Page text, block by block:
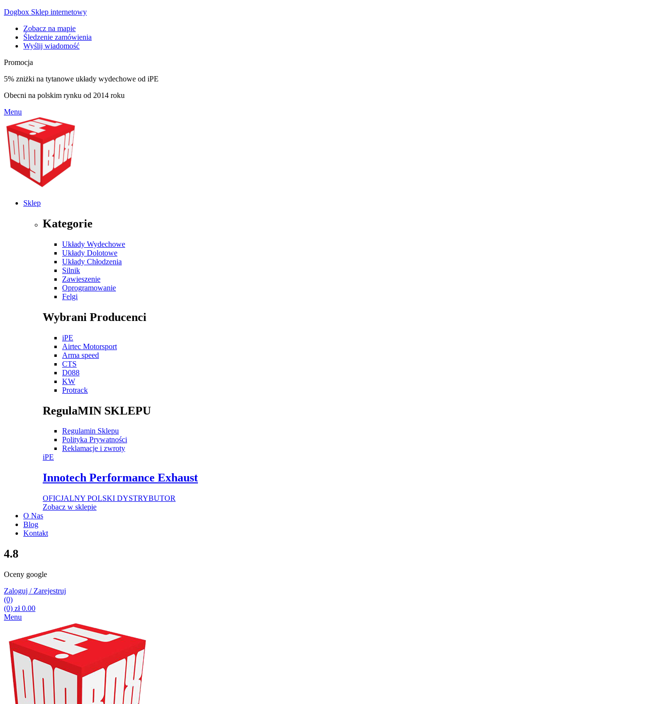
Dogbox Sklep internetowy
Zobacz na mapie
Śledzenie zamówienia
Wyślij wiadomość
Promocja
5% zniżki na tytanowe układy wydechowe od iPE
Obecni na polskim rynku od 2014 roku
Menu
Sklep
Kategorie
Układy Wydechowe
Układy Dolotowe
Układy Chłodzenia
Silnik
Zawieszenie
Oprogramowanie
Felgi
Wybrani Producenci
iPE
Airtec Motorsport
Arma speed
CTS
D088
KW
Protrack
RegulaMIN SKLEPU
Regulamin Sklepu
Polityka Prywatności
Reklamacje i zwroty
iPE
Innotech Performance Exhaust
OFICJALNY POLSKI DYSTRYBUTOR
Zobacz w sklepie
O Nas
Blog
Kontakt
4.8
Oceny google
Zaloguj / Zarejestruj
(0)
(0) zł0.00
Menu